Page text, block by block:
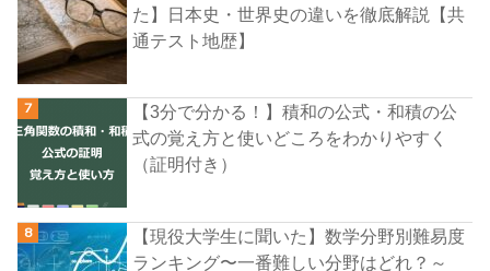
た】日本史・世界史の違いを徹底解説【共
通テスト地歴】
【3分で分かる！】積和の公式・和積の公
式の覚え方と使いどころをわかりやすく
（証明付き）
【現役大学生に聞いた】数学分野別難易度
ランキング〜一番難しい分野はどれ？～